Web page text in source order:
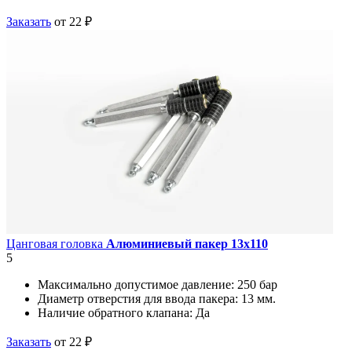
Заказать от 22 ₽
Цанговая головка Алюминиевый пакер 13х110
5
Максимально допустимое давление: 250 бар
Диаметр отверстия для ввода пакера: 13 мм.
Наличие обратного клапана: Да
Заказать от 22 ₽